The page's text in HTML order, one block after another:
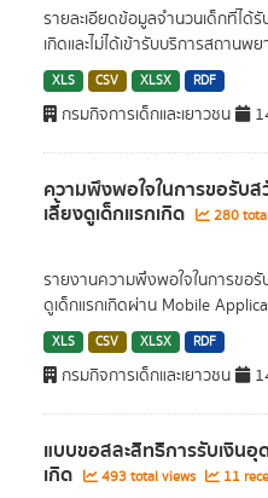
รายละเอียดข้อมูลจำนวนเด็กที่ได้
เกิดและไม่ได้เข้ารับบริการสถานพ
XLS CSV XLSX RDF
กรมกิจการเด็กและเยาวชน
ความพึงพอใจในการขอรับ
เลี้ยงดูเด็กแรกเกิด 280
รายงานความพึงพอใจในการขอ
ดูเด็กแรกเกิดผ่าน Mobile
XLS CSV XLSX RDF
กรมกิจการเด็กและเยาวชน
แบบขอสละสิทธิการรับเงินอุ
เกิด 493 total views 11